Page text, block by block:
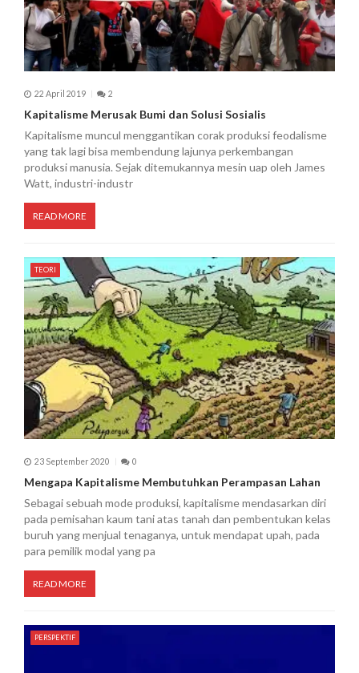
22 April 2019 2
Kapitalisme Merusak Bumi dan Solusi Sosialis
Kapitalisme muncul menggantikan corak produksi feodalisme
yang tak lagi bisa membendung lajunya perkembangan
produksi manusia. Sejak ditemukannya mesin uap oleh James
Watt, industri-industr
READ MORE
TEORI
23 September 2020 0
Mengapa Kapitalisme Membutuhkan Perampasan Lahan
Sebagai sebuah mode produksi, kapitalisme mendasarkan diri
pada pemisahan kaum tani atas tanah dan pembentukan kelas
buruh yang menjual tenaganya, untuk mendapat upah, pada
para pemilik modal yang pa
READ MORE
PERSPEKTIF